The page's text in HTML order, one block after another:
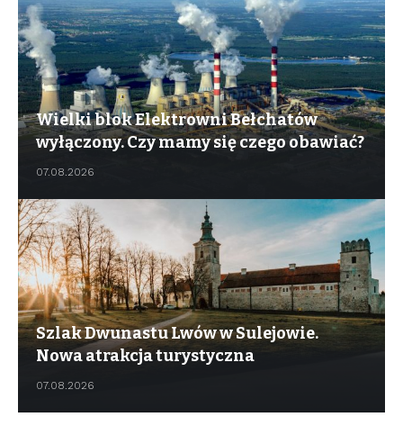
Wielki blok Elektrowni Bełchatów
wyłączony. Czy mamy się czego obawiać?
07.08.2026
Szlak Dwunastu Lwów w Sulejowie.
Nowa atrakcja turystyczna
07.08.2026